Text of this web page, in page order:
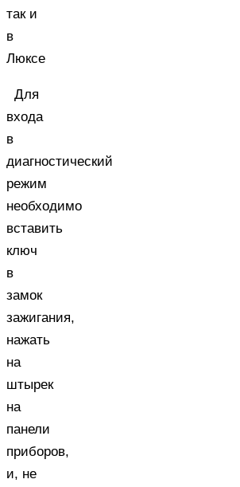
так и
в
Люксе
Для
входа
в
диагностический
режим
необходимо
вставить
ключ
в
замок
зажигания,
нажать
на
штырек
на
панели
приборов,
и, не